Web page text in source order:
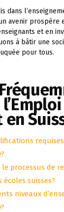
dans
avenir prospère
et en
à bâtir une
pour tous.
en
processus de
suisses?
niveaux